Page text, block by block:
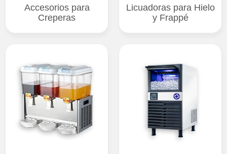
Accesorios para
Creperas
Licuadoras para Hielo
y Frappé